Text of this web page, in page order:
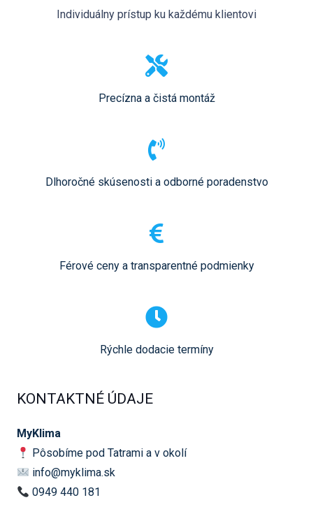
Individuálny prístup ku každému klientovi
Precízna a čistá montáž
Dlhoročné skúsenosti a odborné poradenstvo
Férové ceny a transparentné podmienky
Rýchle dodacie termíny
KONTAKTNÉ ÚDAJE
MyKlima
Pôsobíme pod Tatrami a v okolí
info@myklima.sk
0949 440 181